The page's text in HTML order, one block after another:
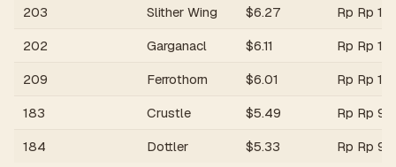
203
Slither Wing $6.27 Rp Rp
202
Garganacl $6.11 Rp Rp
209
Ferrothorn $6.01 Rp Rp
183
Crustle $5.49 Rp Rp
184
Dottler $5.33 Rp Rp